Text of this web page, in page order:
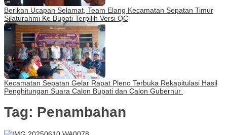
Berikan Ucapan Selamat, Team Elang Kecamatan Sepatan Timur
Silaturahmi Ke Bupati Terpilih Versi QC
Kecamatan Sepatan Gelar Rapat Pleno Terbuka Rekapitulasi Hasil
Penghitungan Suara Calon Bupati dan Calon Gubernur
Tag: Penambahan